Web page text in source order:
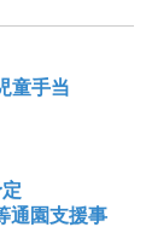
童手当
通園支援事